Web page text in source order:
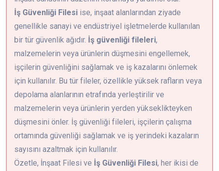
İş Güvenliği Filesi ise, inşaat alanlarından ziyade
genellikle sanayi ve endüstriyel işletmelerde kullanılan
bir tür güvenlik ağıdır. İş güvenliği fileleri,
malzemelerin veya ürünlerin düşmesini engellemek,
işçilerin güvenliğini sağlamak ve iş kazalarını önlemek
için kullanılır. Bu tür fileler, özellikle yüksek rafların veya
depolama alanlarının etrafında yerleştirilir ve
malzemelerin veya ürünlerin yerden yükseklikteyken
düşmesini önler. İş güvenliği fileleri, işçilerin çalışma
ortamında güvenliği sağlamak ve iş yerindeki kazaların
sayısını azaltmak için kullanılır.
Özetle, İnşaat Filesi ve İş Güvenliği Filesi, her ikisi de